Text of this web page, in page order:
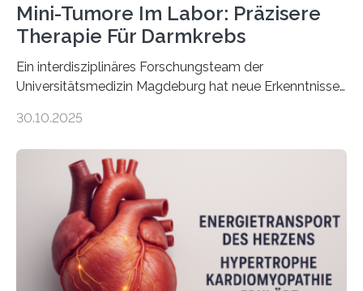
Mini-Tumore Im Labor: Präzisere
Therapie Für Darmkrebs
Ein interdisziplinäres Forschungsteam der
Universitätsmedizin Magdeburg hat neue Erkenntnisse
behandelt werden kann. In ihrer aktuellen Studie,
Oncology, zeigen die Forschenden, dass Mini-Tumore
aus Gewebe von Patientinnen und Patienten –
sogenannte Organoide – genutzt werden können, um
vorab zu prüfen, welche Medikamente am besten
wirken. Dabei wurde ein Eiweiß identifiziert, das künftig
als Biomarker für die Wahl der passenden Therapie
dienen könnte. Darmkrebs zählt weltweit zu den
30.10.2025